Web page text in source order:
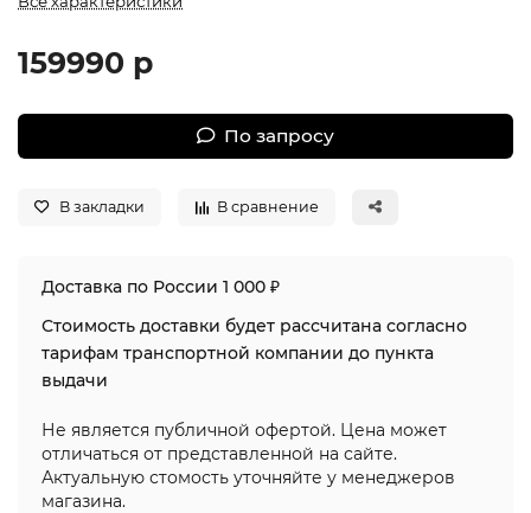
159990 р
По запросу
В закладки В сравнение
Доставка по России 1 000 ₽
Стоимость доставки будет рассчитана согласно
тарифам транспортной компании до пункта
выдачи
Не является публичной офертой. Цена может
отличаться от представленной на сайте.
Актуальную стомость уточняйте у менеджеров
магазина.